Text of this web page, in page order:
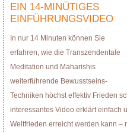
EIN 14-MINÜTIGES
EINFÜHRUNGSVIDEO
In nur 14 Minuten können Sie
erfahren, wie die Transzendentale
Meditation und Maharishis
weiterführende Bewusstseins-
Techniken höchst effektiv Frieden
interessantes Video erklärt einfach
Weltfrieden erreicht werden kann –